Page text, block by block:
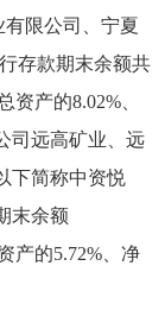
限公司、宁夏
存款期末余额共
资产的8.02%、
司远高矿业、远
下简称中资悦
末余额
产的5.72%、净